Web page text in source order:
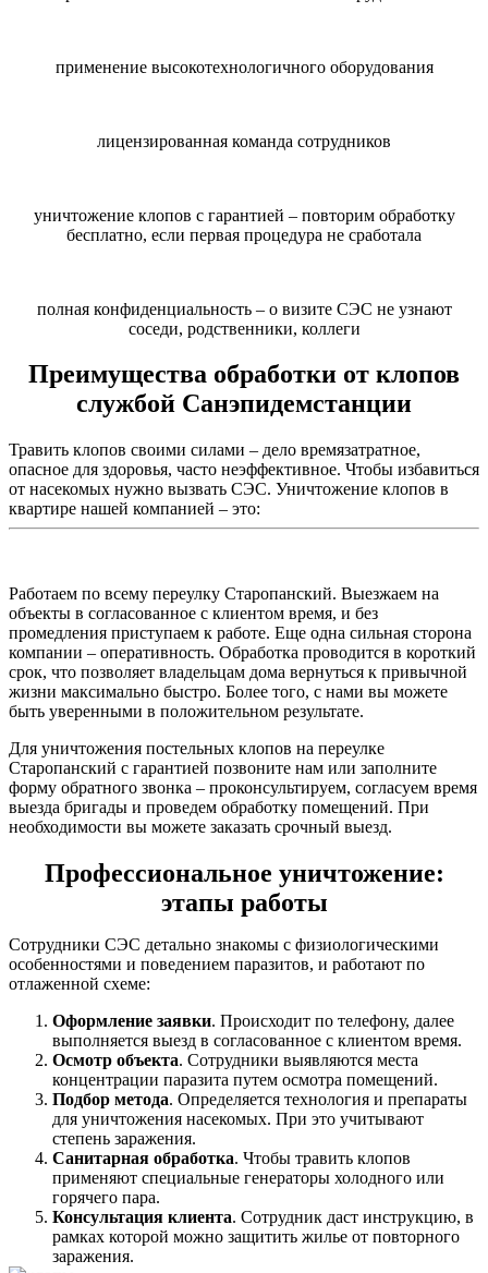
применение высокотехнологичного оборудования
лицензированная команда сотрудников
уничтожение клопов с гарантией – повторим обработку
бесплатно, если первая процедура не сработала
полная конфиденциальность – о визите СЭС не узнают
соседи, родственники, коллеги
Преимущества обработки от клопов
службой Санэпидемстанции
Травить клопов своими силами – дело времязатратное,
опасное для здоровья, часто неэффективное. Чтобы избавиться
от насекомых нужно вызвать СЭС. Уничтожение клопов в
квартире нашей компанией – это:
Работаем по всему переулку Старопанский. Выезжаем на
объекты в согласованное с клиентом время, и без
промедления приступаем к работе. Еще одна сильная сторона
компании – оперативность. Обработка проводится в короткий
срок, что позволяет владельцам дома вернуться к привычной
жизни максимально быстро. Более того, с нами вы можете
быть уверенными в положительном результате.
Для уничтожения постельных клопов на переулке
Старопанский с гарантией позвоните нам или заполните
форму обратного звонка – проконсультируем, согласуем время
выезда бригады и проведем обработку помещений. При
необходимости вы можете заказать срочный выезд.
Профессиональное уничтожение:
этапы работы
Сотрудники СЭС детально знакомы с физиологическими
особенностями и поведением паразитов, и работают по
отлаженной схеме:
Оформление заявки. Происходит по телефону, далее
выполняется выезд в согласованное с клиентом время.
Осмотр объекта. Сотрудники выявляются места
концентрации паразита путем осмотра помещений.
Подбор метода. Определяется технология и препараты
для уничтожения насекомых. При это учитывают
степень заражения.
Санитарная обработка. Чтобы травить клопов
применяют специальные генераторы холодного или
горячего пара.
Консультация клиента. Сотрудник даст инструкцию, в
рамках которой можно защитить жилье от повторного
заражения.